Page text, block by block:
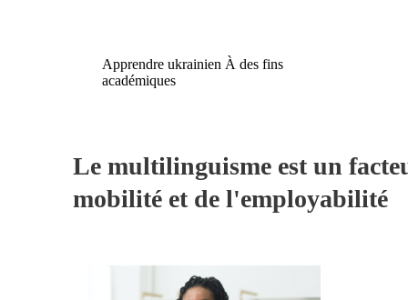
Apprendre ukrainien À des fins
académiques
Le multilinguisme est un
mobilité et de l'employabilité